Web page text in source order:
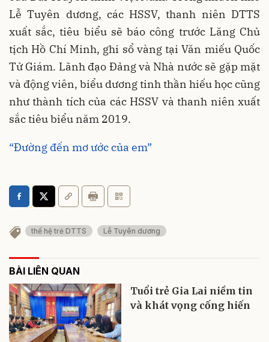
Lễ Tuyên dương, các HSSV, thanh niên DTTS
xuất sắc, tiêu biểu sẽ báo công trước Lăng Chủ
tịch Hồ Chí Minh, ghi sổ vàng tại Văn miếu Quốc
Tử Giám. Lãnh đạo Đảng và Nhà nước sẽ gặp mặt
và động viên, biểu dương tinh thần hiếu học cũng
như thành tích của các HSSV và thanh niên xuất
sắc tiêu biểu năm 2019.
“Đường đến mơ ước của em”
thế hệ trẻ DTTS Lễ Tuyên dương
BÀI LIÊN QUAN
Tuổi trẻ Gia Lai niềm tin
và khát vọng cống hiến